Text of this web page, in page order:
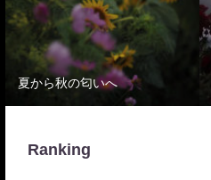
夏から秋の匂いへ
Ranking